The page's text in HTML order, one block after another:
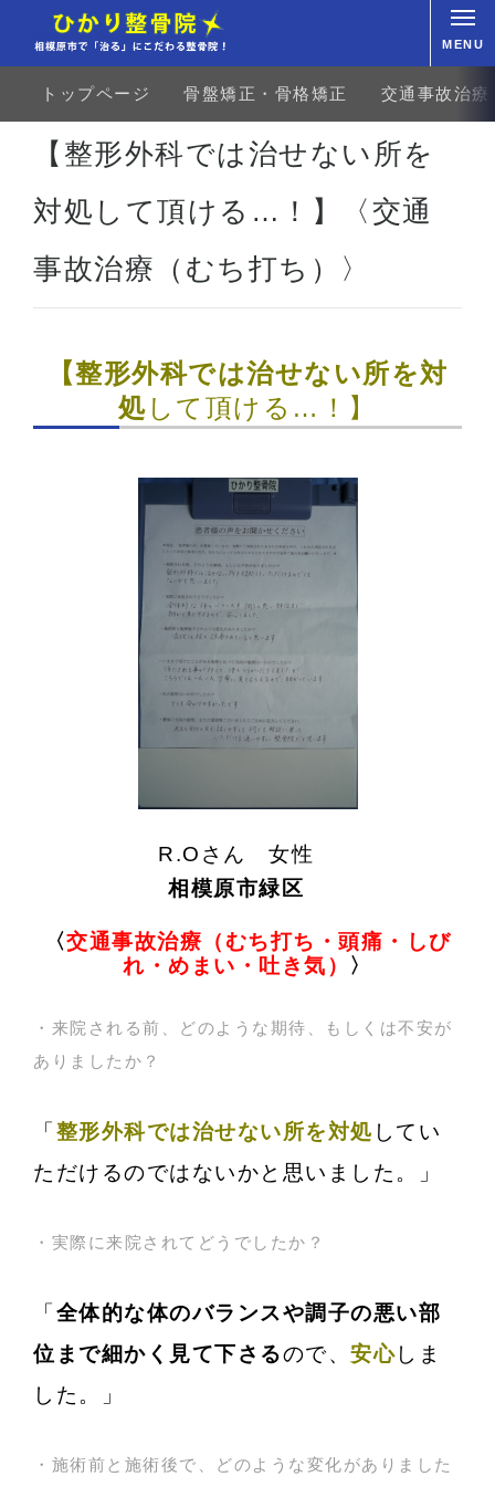
MENU
トップページ 骨盤矯正・骨格矯正 交通事故治療
ホーム お客様の声 交通事故治療 むち打ち 【整形外科では治せない所を対処して頂ける
【整形外科では治せない所を
対処して頂ける…！】〈交通
事故治療（むち打ち）〉
【整形外科では治せない所を対
処 して頂ける…！】
R.Oさん 女性
相模原市緑区
〈交通事故治療（むち打ち・頭痛・しび
れ・めまい・吐き気）
〉
・来院される前、どのような期待、もしくは不安が
ありましたか？
「 整形外科では治せない所を対処 してい
ただけるのではないかと思いました。」
・実際に来院されてどうでしたか？
「 全体的な体のバランスや調子の悪い部
位まで細かく見て下さるので、 安心しま
した。」
・施術前と施術後で、どのような変化がありました